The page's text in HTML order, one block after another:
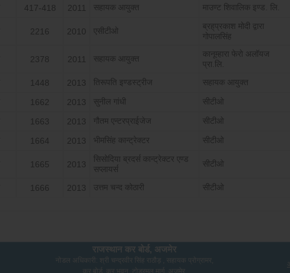
417-418 2011 सहायक आयुक्त माउण्ट शिवालिक इण्ड. लि.
2216 2010 एसीटीओ
ब्रह्‌प्रकाश मोदी द्वारा
गोपालसिंह
2378 2011 सहायक आयुक्त
कानूम्हारा फेरो अलॉयज
प्रा.लि.
1448 2013 तिरूपति इण्डस्ट्रीज सहायक आयुक्त
1662 2013 सुनील गांधी सीटीओ
1663 2013 गौतम एन्टरप्राईजेज सीटीओ
1664 2013 भीमसिंह कान्ट्रेक्टर सीटीओ
1665 2013
सिसोदिया ब्रदर्स कान्ट्रेक्टर एण्ड
सप्लायर्स
सीटीओ
1666 2013 उत्तम चन्द कोठारी सीटीओ
राजस्थान कर बोर्ड, अजमेर
नोडल अधिकारी: श्री चन्द्रवीर सिंह राठौड़ , सहायक प्रोग्रामर,
कर बोर्ड, कर भवन, टोडरमल मार्ग, अजमेर.